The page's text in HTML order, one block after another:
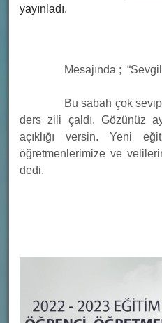
yayınladı.
Mesajında ;
ders zili çaldı. Gözünüz
açıklığı versin. Yeni
öğretmenlerimize ve
dedi.